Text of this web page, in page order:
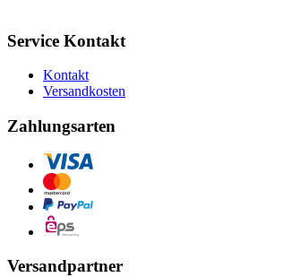
Service Kontakt
Kontakt
Versandkosten
Zahlungsarten
Versandpartner